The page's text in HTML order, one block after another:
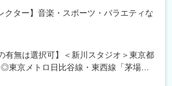
クター】音楽・スポーツ・バラエティな
有無は選択可】＜新川スタジオ＞東京都
東京メトロ日比谷線・東西線「茅場町
線・京葉線「八丁堀駅」より徒歩6分※